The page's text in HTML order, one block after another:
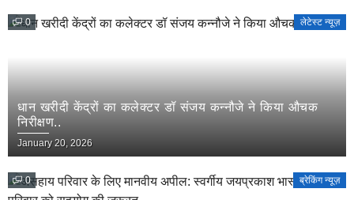
0 लेटेस्ट न्यूज़
धान खरीदी केंद्रों का कलेक्टर डॉ संजय कन्नौजे ने किया औचक
निरीक्षण..
January 20, 2026
0 ब्रेकिंग न्यूज़